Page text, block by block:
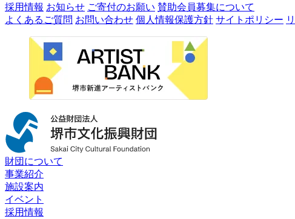
採用情報 お知らせ ご寄付のお願い 賛助会員募集について
よくあるご質問 お問い合わせ 個人情報保護方針 サイトポリシー
財団について
事業紹介
施設案内
イベント
採用情報